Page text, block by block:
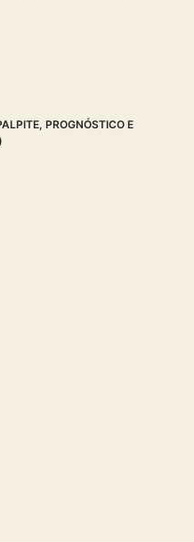
PROGNÓSTICO E